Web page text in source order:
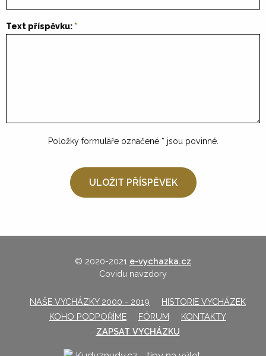
Text příspěvku:
Položky formuláře označené * jsou povinné.
© 2020-2021 e-vychazka.cz
Covidu navzdory
NAŠE VYCHÁZKY 2000 - 2019
HISTORIE VYCHÁZEK
KOHO PODPOŘÍME
FÓRUM
KONTAKTY
ZAPSAT VYCHÁZKU